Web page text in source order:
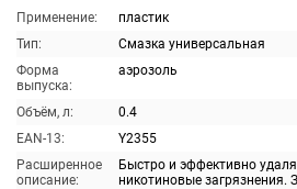
Применение:
пластик
Тип:
Смазка универсальная
Форма
выпуска:
аэрозоль
Объём, л:
0.4
EAN-13:
Y2355
Расширенное
описание:
Быстро и эффективно
никотиновые загрязнения.